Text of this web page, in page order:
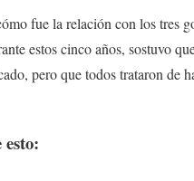
fue la relación con los tres
estos cinco años, sostuvo
pero que todos trataron de